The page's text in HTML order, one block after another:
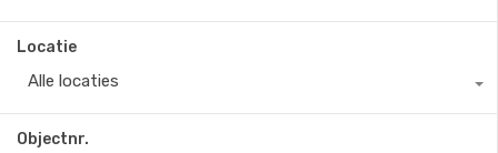
Locatie
Alle locaties
Objectnr.